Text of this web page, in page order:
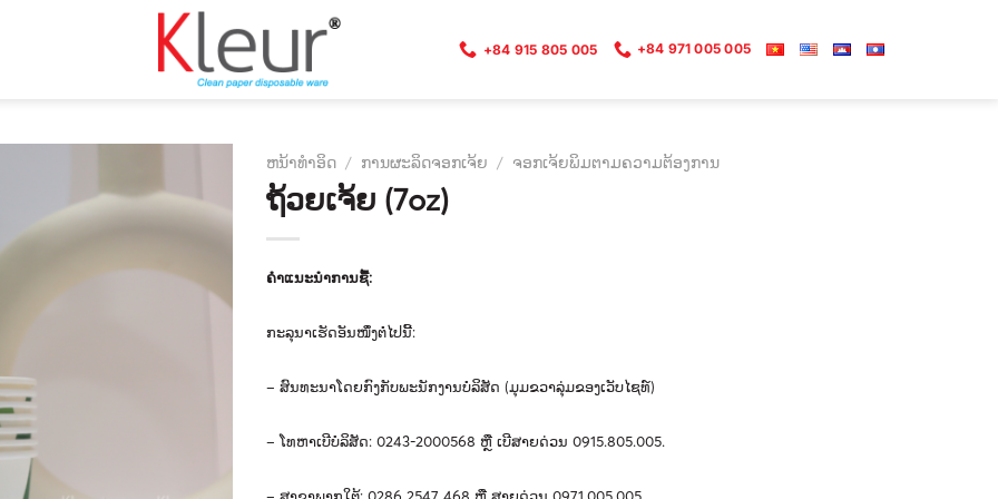
+84 915 805 005 +84 971 005 005
ຫນ້າທໍາອິດ / ການຜະລິດຈອກເຈ້ຍ / ຈອກເຈ້ຍພິມຕາມຄວາມຕ້ອງການ
ຖ້ວຍເຈ້ຍ (7oz)
ຄໍາແນະນໍາການຊື້:
ກະລຸນາເຮັດອັນໜຶ່ງຕໍ່ໄປນີ້:
– ສົນທະນາໂດຍກົງກັບພະນັກງານບໍລິສັດ (ມຸມຂວາລຸ່ມຂອງເວັບໄຊທ​)
–ໂທຫາເບີບໍລິສັດ: 0243-2000568 ຫຼື ເບີສາຍດ່ວນ 0915.805.005.